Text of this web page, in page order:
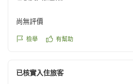
尚無評價
檢舉 有幫助
已核實入住旅客